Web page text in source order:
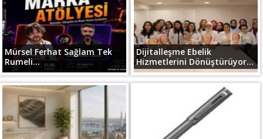
Mürsel Ferhat Sağlam Tek
Rumeli...
Dijitalleşme Ebelik
Hizmetlerini Dönüştürüyor...